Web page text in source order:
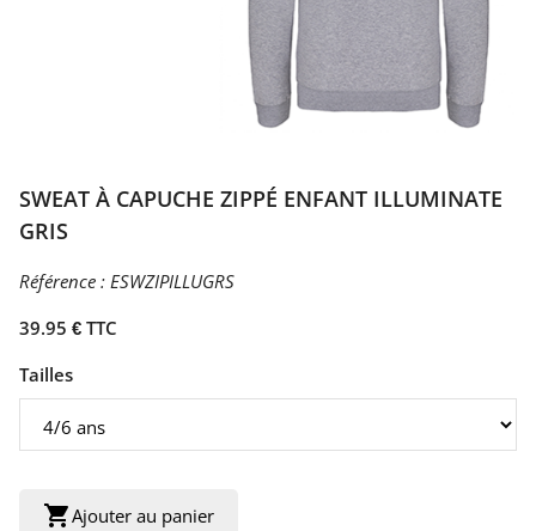
SWEAT À CAPUCHE ZIPPÉ ENFANT ILLUMINATE
GRIS
Référence : ESWZIPILLUGRS
39.95 € TTC
Tailles
shopping_cartAjouter au panier